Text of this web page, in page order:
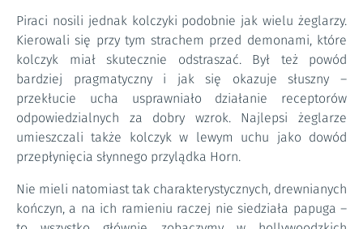
Piraci nosili jednak kolczyki podobnie jak wielu żeglarzy.
Kierowali się przy tym strachem przed demonami, które
kolczyk miał skutecznie odstraszać. Był też powód
bardziej pragmatyczny i jak się okazuje słuszny –
przekłucie ucha usprawniało działanie receptorów
odpowiedzialnych za dobry wzrok. Najlepsi żeglarze
umieszczali także kolczyk w lewym uchu jako dowód
przepłynięcia słynnego przylądka Horn.
Nie mieli natomiast tak charakterystycznych, drewnianych
kończyn, a na ich ramieniu raczej nie siedziała papuga –